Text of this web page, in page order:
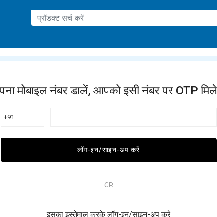
मोबाइल नंबर डालें, आपको इसी नंबर पर OTP
+91
लॉग-इन/साइन-अप करें
OR
इसका इस्तेमाल करके लॉग-इन/साइन-अप करें